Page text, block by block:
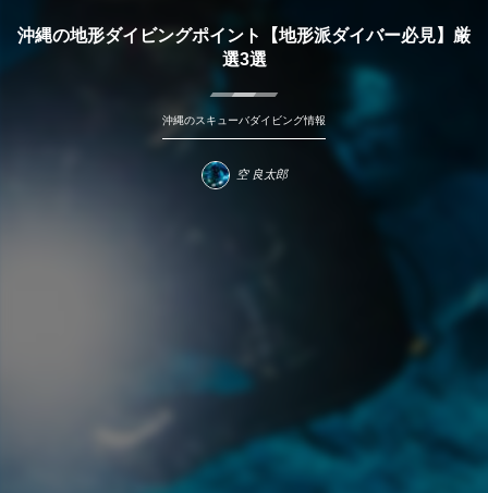
沖縄の地形ダイビングポイント【地形派ダイバー必見】厳
選3選
沖縄のスキューバダイビング情報
空 良太郎